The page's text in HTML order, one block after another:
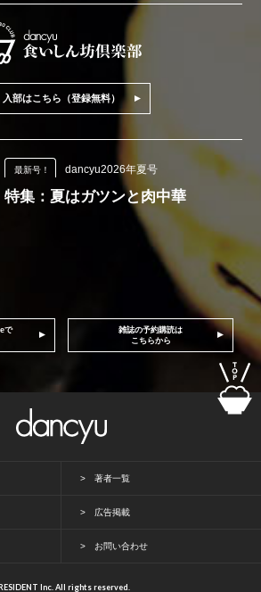
入部はこちら（登録無料）
最新号！ dancyu2026年夏号
特集：夏はガツンと肉中華
で
雑誌の予約購読は
こちらから
著者一覧
広告掲載
お問い合わせ
Inc. All rights reserved.